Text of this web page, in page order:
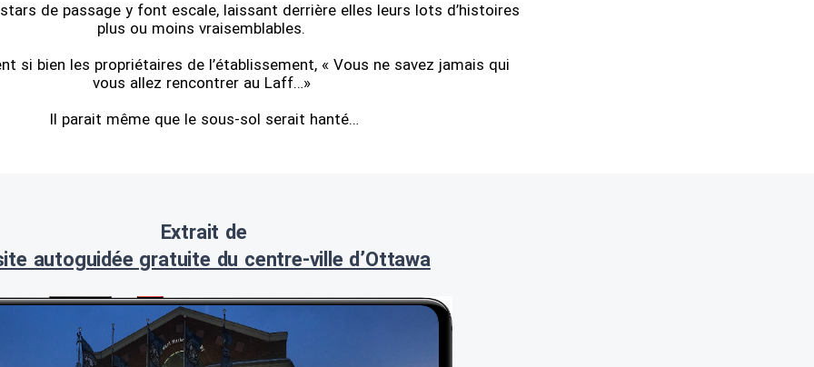
de passage y font escale, laissant derrière elles leurs lots d’histoires
plus ou moins vraisemblables.
si bien les propriétaires de l’établissement, « Vous ne savez jamais qui
vous allez rencontrer au Laff…»
Il parait même que le sous-sol serait hanté…
Extrait de
autoguidée gratuite du centre-ville d’Ottawa